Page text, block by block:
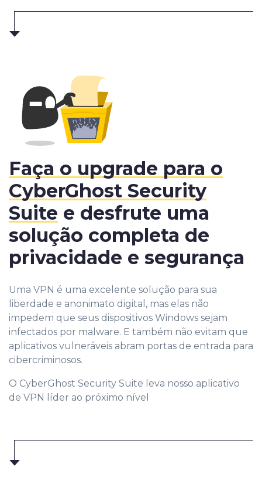
Uma VPN é uma excelente solução para sua
liberdade e anonimato digital, mas elas não
impedem que seus dispositivos Windows sejam
infectados por malware. E também não evitam que
aplicativos vulneráveis abram portas de entrada para
cibercriminosos.
O CyberGhost Security Suite leva nosso aplicativo
de VPN líder ao próximo nível
Faça o upgrade para o
CyberGhost Security
Suite e desfrute uma
solução completa de
privacidade e segurança